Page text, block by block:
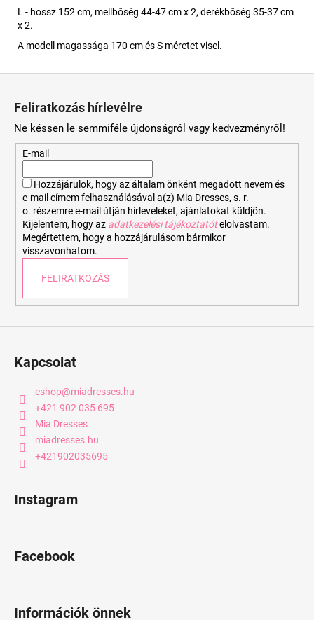
L - hossz 152 cm, mellbőség 44-47 cm x 2, derékbőség 35-37 cm
x 2.
A modell magassága 170 cm és S méretet visel.
Feliratkozás hírlevélre
Ne késsen le semmiféle újdonságról vagy kedvezményről!
E-mail
Hozzájárulok, hogy az általam önként megadott nevem és
e-mail címem felhasználásával a(z) Mia Dresses, s. r.
o. részemre e-mail útján hírleveleket, ajánlatokat küldjön.
Kijelentem, hogy az adatkezelési tájékoztatót elolvastam.
Megértettem, hogy a hozzájárulásom bármikor
visszavonhatom.
FELIRATKOZÁS
Kapcsolat
eshop@miadresses.hu
+421 902 035 695
Mia Dresses
miadresses.hu
+421902035695
Instagram
Facebook
Információk önnek